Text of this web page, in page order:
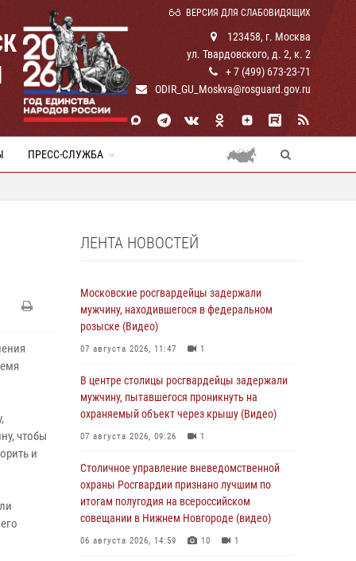
ВЕРСИЯ ДЛЯ СЛАБОВИДЯЩИХ
123458, г. Москва
ул. Твардовского, д. 2, к. 2
+ 7 (499) 673-23-71
ODIR_GU_Moskva@rosguard.gov.ru
ПРЕСС-СЛУЖБА
чтобы
и
ЛЕНТА НОВОСТЕЙ
Московские росгвардейцы задержали
мужчину, находившегося в федеральном
розыске (Видео)
07 августа 2026, 11:47 1
В центре столицы росгвардейцы задержали
мужчину, пытавшегося проникнуть на
охраняемый объект через крышу (Видео)
07 августа 2026, 09:26 1
Столичное управление вневедомственной
охраны Росгвардии признано лучшим по
итогам полугодия на всероссийском
совещании в Нижнем Новгороде (видео)
06 августа 2026, 14:59 10 1